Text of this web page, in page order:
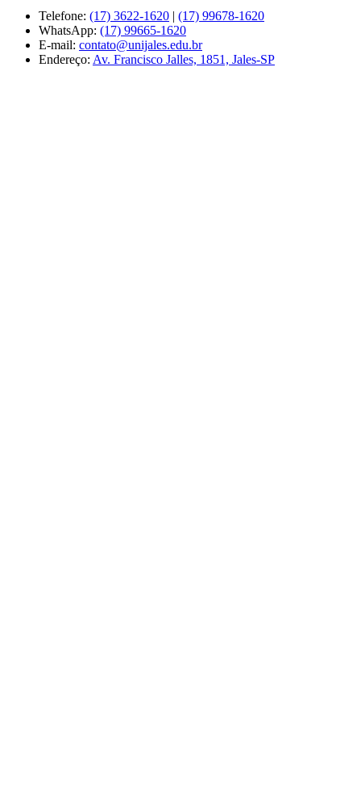
Telefone: (17) 3622-1620 | (17) 99678-1620
WhatsApp: (17) 99665-1620
E-mail: contato@unijales.edu.br
Endereço: Av. Francisco Jalles, 1851, Jales-SP